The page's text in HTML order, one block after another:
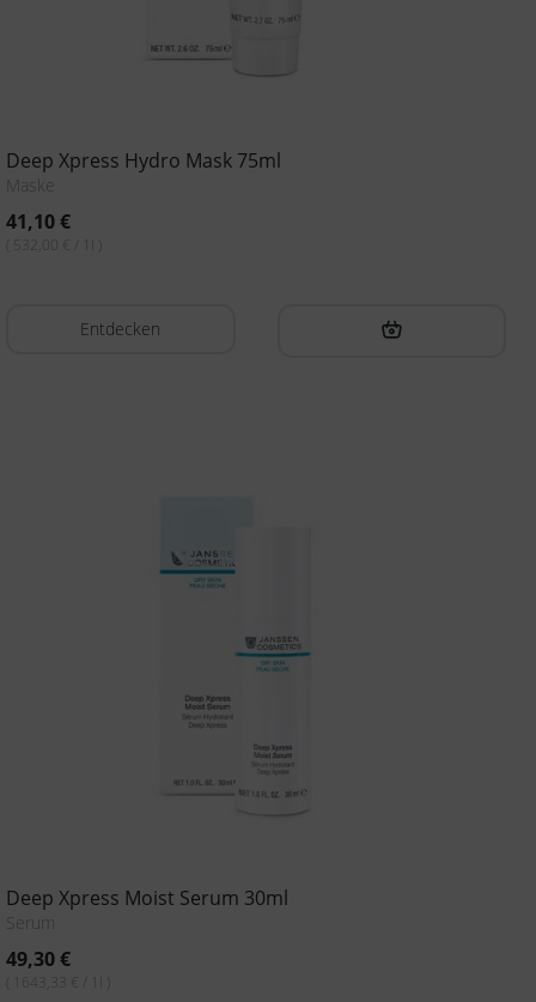
Deep Xpress Hydro Mask 75ml
Maske
41,10€
( 532,00 € / 1l )
Entdecken
Deep Xpress Moist Serum 30ml
Serum
49,30€
( 1643,33 € / 1l )